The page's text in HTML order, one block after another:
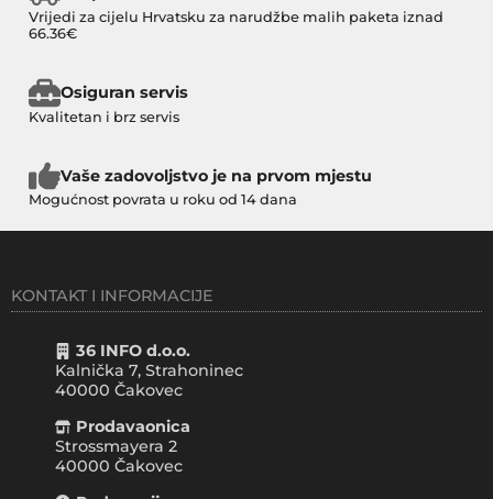
Vrijedi za cijelu Hrvatsku za narudžbe malih paketa iznad
66.36€
Osiguran servis
Kvalitetan i brz servis
Vaše zadovoljstvo je na prvom mjestu
Mogućnost povrata u roku od 14 dana
KONTAKT I INFORMACIJE
36 INFO d.o.o.
Kalnička 7, Strahoninec
40000 Čakovec
Prodavaonica
Strossmayera 2
40000 Čakovec